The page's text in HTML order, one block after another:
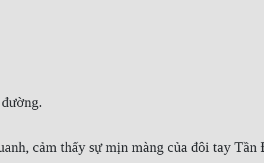
cảm thấy sự mịn màng của đôi tay Tần